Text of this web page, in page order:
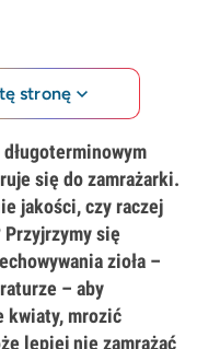
stronę
się do zamrażarki.
jakości, czy raczej
Przyjrzymy się
zioła –
– aby
kwiaty, mrozić
lepiej nie zamrażać